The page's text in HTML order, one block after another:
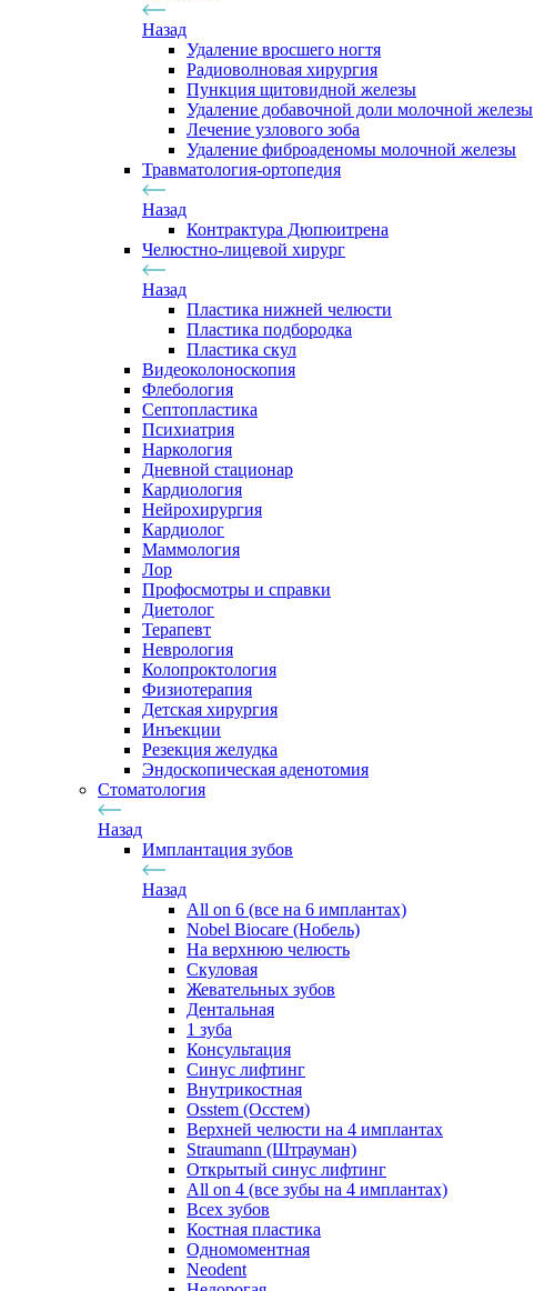
Назад
Удаление вросшего ногтя
Радиоволновая хирургия
Пункция щитовидной железы
Удаление добавочной доли молочной железы
Лечение узлового зоба
Удаление фиброаденомы молочной железы
Травматология-ортопедия
Назад
Контрактура Дюпюитрена
Челюстно-лицевой хирург
Назад
Пластика нижней челюсти
Пластика подбородка
Пластика скул
Видеоколоноскопия
Флебология
Септопластика
Психиатрия
Наркология
Дневной стационар
Кардиология
Нейрохирургия
Кардиолог
Маммология
Лор
Профосмотры и справки
Диетолог
Терапевт
Неврология
Колопроктология
Физиотерапия
Детская хирургия
Инъекции
Резекция желудка
Эндоскопическая аденотомия
Стоматология
Назад
Имплантация зубов
Назад
All on 6 (все на 6 имплантах)
Nobel Biocare (Нобель)
На верхнюю челюсть
Скуловая
Жевательных зубов
Дентальная
1 зуба
Консультация
Синус лифтинг
Внутрикостная
Osstem (Осстем)
Верхней челюсти на 4 имплантах
Straumann (Штрауман)
Открытый синус лифтинг
All on 4 (все зубы на 4 имплантах)
Всех зубов
Костная пластика
Одномоментная
Neodent